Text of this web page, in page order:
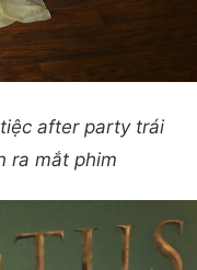
after party trái
ra mắt phim